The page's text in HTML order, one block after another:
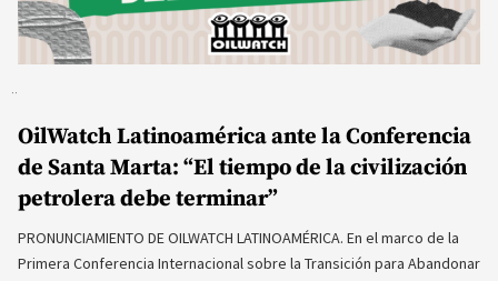
OilWatch Latinoamérica ante la Conferencia
de Santa Marta: “El tiempo de la civilización
petrolera debe terminar”
PRONUNCIAMIENTO DE OILWATCH LATINOAMÉRICA. En el marco de la
Primera Conferencia Internacional sobre la Transición para Abandonar